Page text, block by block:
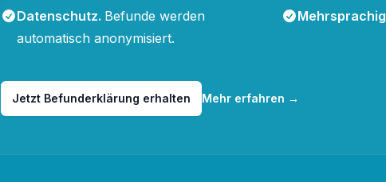
Datenschutz. Befunde werden
automatisch anonymisiert.
Mehrsprachig
Jetzt Befunderklärung erhalten Mehr erfahren →